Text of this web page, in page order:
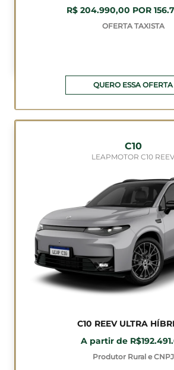
R$ 204.990,00 POR
OFERTA TAXISTA
QUERO ESSA OFERTA
C10
LEAPMOTOR C10 REEV
C10 REEV ULTRA
A partir de
Produtor Rural e CNPJ